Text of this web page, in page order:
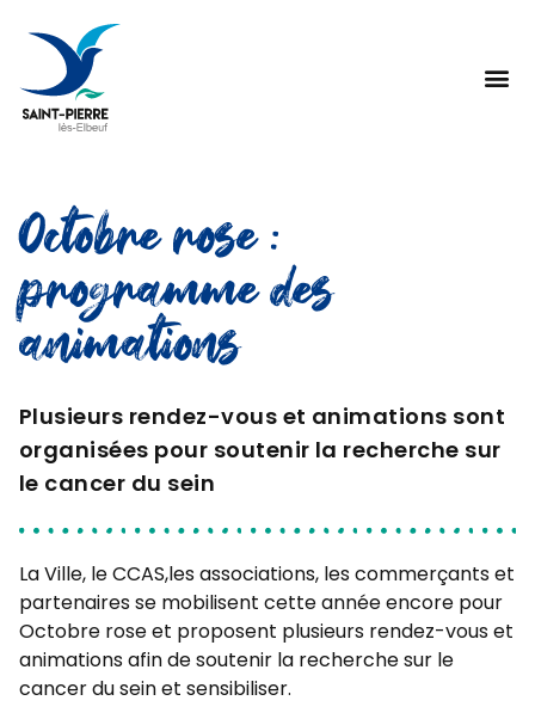
Octobre rose :
programme des
animations
Plusieurs rendez-vous et animations sont
organisées pour soutenir la recherche sur
le cancer du sein
La Ville, le CCAS,les associations, les commerçants et
partenaires se mobilisent cette année encore pour
Octobre rose et proposent plusieurs rendez-vous et
animations afin de soutenir la recherche sur le
cancer du sein et sensibiliser.